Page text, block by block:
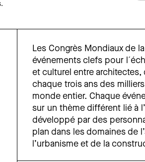
Les Congrès Mondiaux de
événements clefs pour
et culturel entre architectes,
chaque trois ans des
monde entier. Chaque
sur un thème différent lié à
développé par des
plan dans les domaines de
l’urbanisme et de la